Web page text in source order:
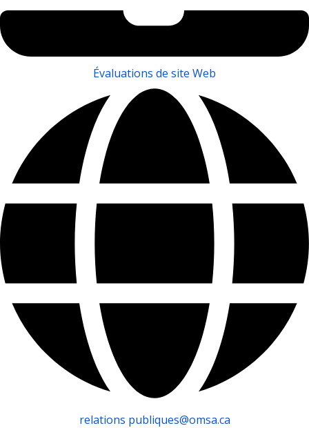
Évaluations de site Web
relations publiques@omsa.ca